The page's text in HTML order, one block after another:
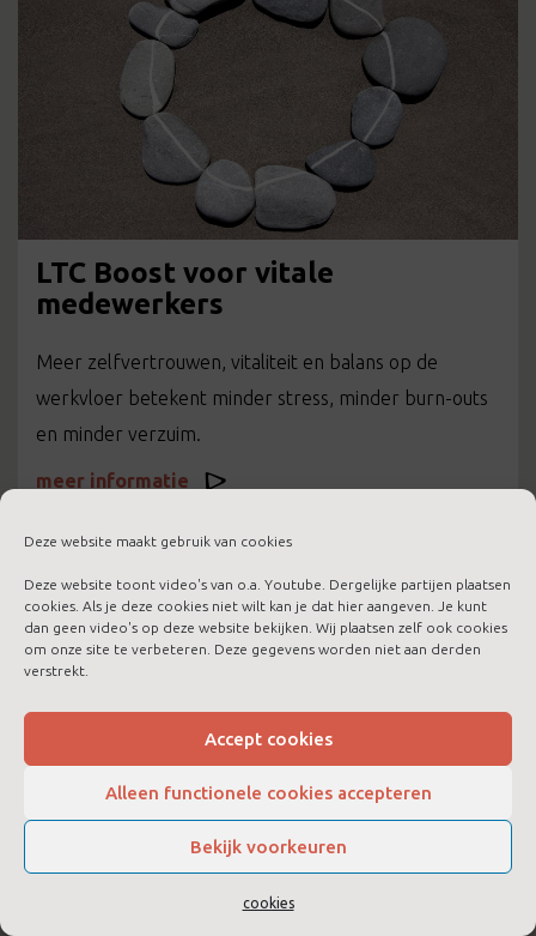
Deze website maakt gebruik van cookies
Deze website toont video's van o.a. Youtube. Dergelijke partijen plaatsen
cookies. Als je deze cookies niet wilt kan je dat hier aangeven. Je kunt
dan geen video's op deze website bekijken. Wij plaatsen zelf ook cookies
om onze site te verbeteren. Deze gegevens worden niet aan derden
verstrekt.
Accept cookies
Alleen functionele cookies accepteren
Bekijk voorkeuren
cookies
LTC Boost voor vitale
medewerkers
Meer zelfvertrouwen, vitaliteit en balans op de
werkvloer betekent minder stress, minder burn-outs
en minder verzuim.
meer informatie
LTC Boost voor jezelf